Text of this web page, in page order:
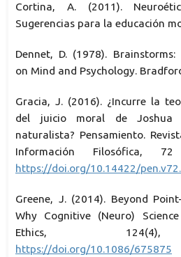
Cortina, A. (2011).
Sugerencias para la educación
Dennet, D. (1978). Brainstorms:
on Mind and Psychology.
Gracia, J. (2016). ¿Incurre la
del juicio moral de Joshua
naturalista? Pensamiento.
Información Filosófica,
https://doi.org/10.14422/
Greene, J. (2014). Beyond
Why Cognitive (Neuro)
Ethics,
https://doi.org/10.1086/675875